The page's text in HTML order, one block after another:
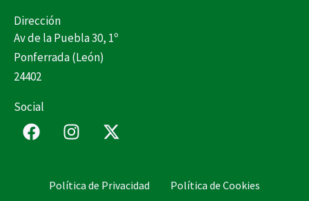
Dirección
Av de la Puebla 30, 1º
Ponferrada (León)
24402
Social
F
a
I
n
a
X
-
i
Política de Privacidad Política de Cookies